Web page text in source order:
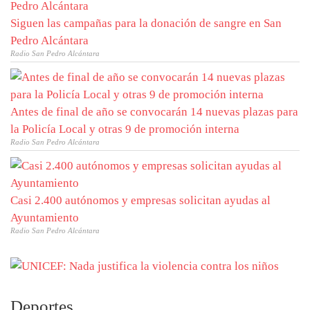
Siguen las campañas para la donación de sangre en San
Pedro Alcántara
Radio San Pedro Alcántara
Antes de final de año se convocarán 14 nuevas plazas para
la Policía Local y otras 9 de promoción interna
Radio San Pedro Alcántara
Casi 2.400 autónomos y empresas solicitan ayudas al
Ayuntamiento
Radio San Pedro Alcántara
Deportes